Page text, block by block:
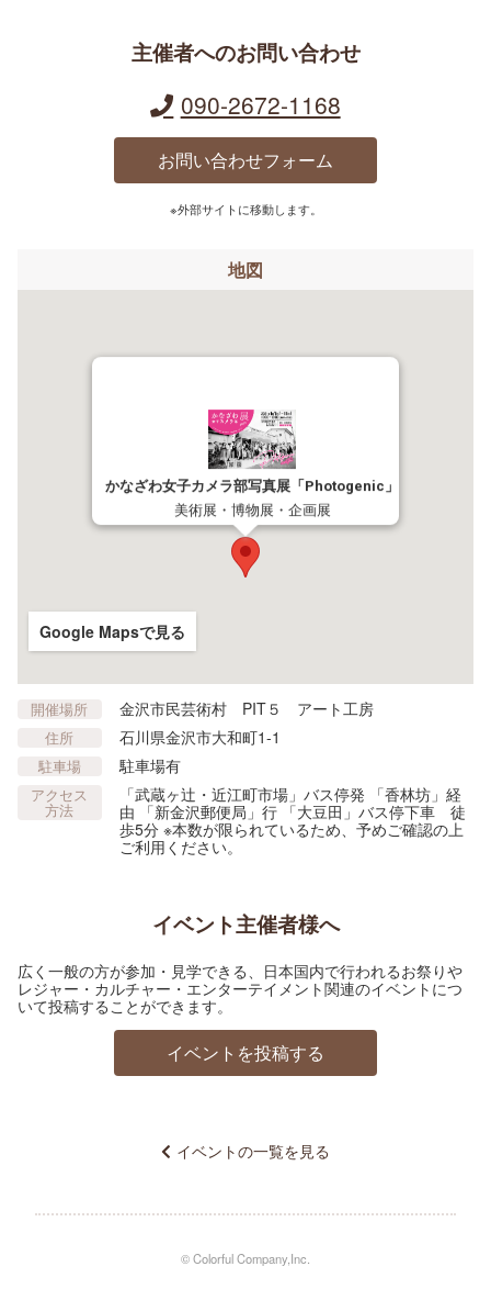
主催者へのお問い合わせ
090-2672-1168
お問い合わせフォーム
※外部サイトに移動します。
地図
かなざわ女子カメラ部写真展「Photogenic」
美術展・博物展・企画展
Google Mapsで見る
開催場所 金沢市民芸術村 PIT５ アート工房
住所 石川県金沢市大和町1-1
駐車場 駐車場有
アクセス
方法
「武蔵ヶ辻・近江町市場」バス停発 「香林坊」経
由 「新金沢郵便局」行 「大豆田」バス停下車 徒
歩5分 ※本数が限られているため、予めご確認の上
ご利用ください。
イベント主催者様へ
広く一般の方が参加・見学できる、日本国内で行われるお祭りや
レジャー・カルチャー・エンターテイメント関連のイベントにつ
いて投稿することができます。
イベントを投稿する
イベントの一覧を見る
© Colorful Company,Inc.